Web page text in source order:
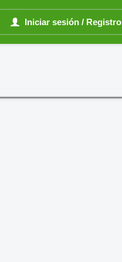
Iniciar sesión / Registro